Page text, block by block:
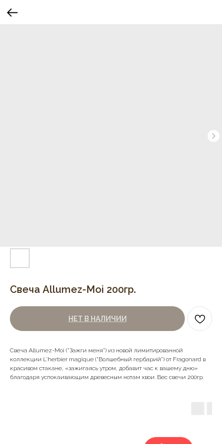
Свеча Allumez-Moi 200гр.
НЕТ В НАЛИЧИИ
Свеча Allumez-Moi ("Зажги меня") из новой лимитированной
коллекции L'herbier magique ("Волшебный гербарий") от Fragonard в
красивом стакане, «зажигаясь утром, добавит час к вашему дню»
благодаря успокаивающим древесным нотам хвои. Вес свечи 200гр.